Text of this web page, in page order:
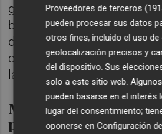
gestionados por el SOC
buena medida por la
de seguridad con alto nivel
consecuencia de la
las compañías.
Más interacción con
pero se cae menos en
Proveedores de terceros
pueden procesar sus datos
otros fines, incluido el uso de
geolocalización precisos y
del dispositivo. Sus
solo a este sitio web.
pueden basarse en el interés
lugar del consentimiento;
oponerse enConfiguración